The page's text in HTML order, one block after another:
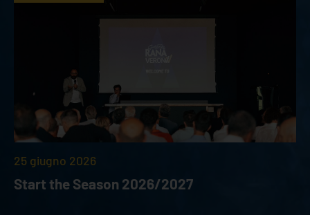
25 giugno 2026
Start the Season 2026/2027